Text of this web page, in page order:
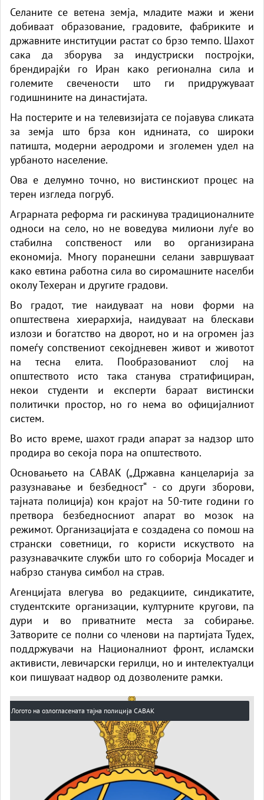
Селаните се ветена земја, младите мажи и жени
добиваат образование, градовите, фабриките и
државните институции растат со брзо темпо. Шахот
сака да зборува за индустриски постројки,
брендирајќи го Иран како регионална сила и
големите свечености што ги придружуваат
годишнините на династијата.
На постерите и на телевизијата се појавува сликата
за земја што брза кон иднината, со широки
патишта, модерни аеродроми и зголемен удел на
урбаното население.
Ова е делумно точно, но вистинскиот процес на
терен изгледа погруб.
Аграрната реформа ги раскинува традиционалните
односи на село, но не воведува милиони луѓе во
стабилна сопственост или во организирана
економија. Многу поранешни селани завршуваат
како евтина работна сила во сиромашните населби
околу Техеран и другите градови.
Во градот, тие наидуваат на нови форми на
општествена хиерархија, наидуваат на блескави
излози и богатство на дворот, но и на огромен јаз
помеѓу сопствениот секојдневен живот и животот
на тесна елита. Пообразованиот слој на
општеството исто така станува стратифициран,
некои студенти и експерти бараат вистински
политички простор, но го нема во официјалниот
систем.
Во исто време, шахот гради апарат за надзор што
продира во секоја пора на општеството.
Основањето на САВАК („Државна канцеларија за
разузнавање и безбедност“ - со други зборови,
тајната полиција) кон крајот на 50-тите години го
претвора безбедносниот апарат во мозок на
режимот. Организацијата е создадена со помош на
странски советници, го користи искуството на
разузнавачките служби што го соборија Мосадег и
набрзо станува симбол на страв.
Агенцијата влегува во редакциите, синдикатите,
студентските организации, културните кругови, па
дури и во приватните места за собирање.
Затворите се полни со членови на партијата Тудех,
поддржувачи на Националниот фронт, исламски
активисти, левичарски герилци, но и интелектуалци
кои пишуваат надвор од дозволените рамки.
Логото на озлогласената тајна полиција САВАК